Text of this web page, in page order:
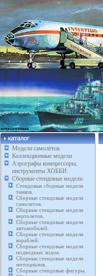
Модели самолётов.
Коллекционные модели
Аэрографы компрессоры,
инструменты ХОББИ.
Сборные стендовые модели.
Стендовые сборные модели
танков.
Сборные стендовые модели
самолетов.
Сборные стендовые модели
вертолетов.
Сборные стендовые модели
автомобилей.
Сборные стендовые модели
кораблей.
Сборные стендовые модели
подводных лодок.
Сборные стендовые модели
мотоциклов.
Сборные стендовые фигуры.